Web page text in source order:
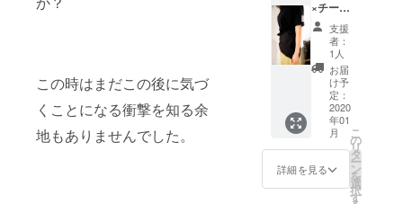
この時はまだこの後に気づ
くことになる衝撃を知る余
地もありませんでした。
ツがあれ
ば！という
お話を聞
き、「あ！
これは僕ら
が作るべき
ものだ！」
作すること
麻痺の
方は左
肩結び
の方が
上げや
すいで
す。 ※T
シャツ
ボディ
仕様は
コット
ン100％
※サイズ
に、希
望サイ
ズ、肩
結び位
置（右
肩で結
ぶ、左
肩で結
ぶ）を
ご指定
くださ
い。 ※
×チーム
ブレイ
ン今共
同開
発 半
身麻痺
対応ス
リング
シャツ
(半袖
カラー
BK サイ
ズ
XS,S,M,
支援
者：
1人
お届
け予
定：
2020
年01
月
詳細を見る
こ
の
リ
タ
ー
ン
を
選
択
す